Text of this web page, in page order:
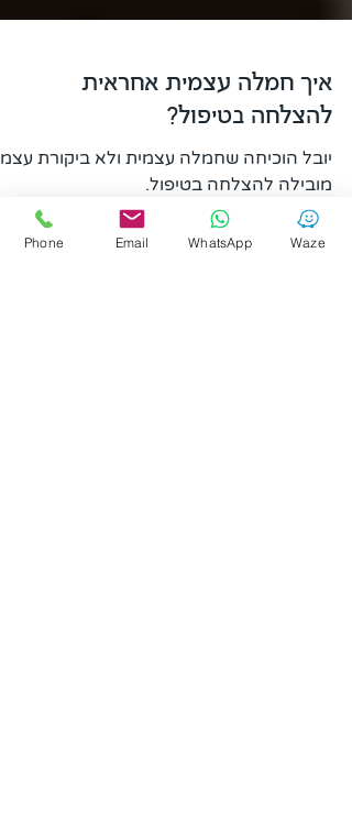
איך חמלה עצמית אחראית
להצלחה בטיפול?
יובל הוכיחה שחמלה עצמית ולא ביקורת
Phone Email WhatsApp Waze